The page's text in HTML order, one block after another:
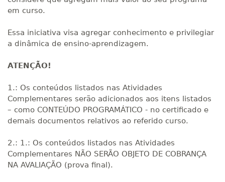
em curso.
Essa iniciativa visa agregar conhecimento e privilegiar
a dinâmica de ensino-aprendizagem.
ATENÇÃO!
1.: Os conteúdos listados nas Atividades
Complementares serão adicionados aos itens listados
– como CONTEÚDO PROGRAMÁTICO - no certificado e
demais documentos relativos ao referido curso.
2.: 1.: Os conteúdos listados nas Atividades
Complementares NÃO SERÃO OBJETO DE COBRANÇA
NA AVALIAÇÃO (prova final).